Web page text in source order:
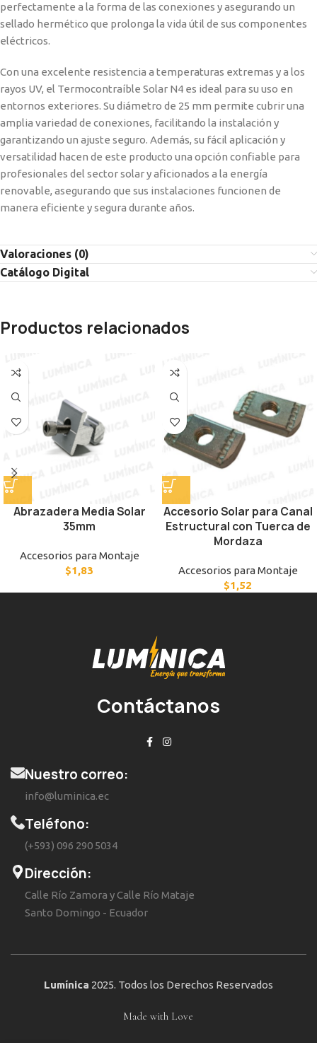
perfectamente a la forma de las conexiones y asegurando un
sellado hermético que prolonga la vida útil de sus componentes
eléctricos.
Con una excelente resistencia a temperaturas extremas y a los
rayos UV, el Termocontraíble Solar N4 es ideal para su uso en
entornos exteriores. Su diámetro de 25 mm permite cubrir una
amplia variedad de conexiones, facilitando la instalación y
garantizando un ajuste seguro. Además, su fácil aplicación y
versatilidad hacen de este producto una opción confiable para
profesionales del sector solar y aficionados a la energía
renovable, asegurando que sus instalaciones funcionen de
manera eficiente y segura durante años.
Valoraciones (0)
Catálogo Digital
Productos relacionados
Abrazadera Media Solar
35mm
Accesorios para Montaje
$1,83
Accesorio Solar para Canal
Estructural con Tuerca de
Mordaza
Accesorios para Montaje
$1,52
Contáctanos
Nuestro correo:
info@luminica.ec
Teléfono:
(+593) 096 290 5034
Dirección:
Calle Río Zamora y Calle Río Mataje
Santo Domingo - Ecuador
Lumínica 2025. Todos los Derechos Reservados
Made with Love